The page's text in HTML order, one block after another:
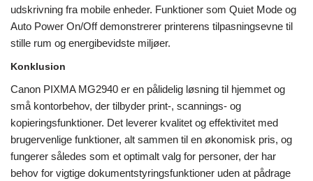
udskrivning fra mobile enheder. Funktioner som Quiet Mode og
Auto Power On/Off demonstrerer printerens tilpasningsevne til
stille rum og energibevidste miljøer.
Konklusion
Canon PIXMA MG2940 er en pålidelig løsning til hjemmet og
små kontorbehov, der tilbyder print-, scannings- og
kopieringsfunktioner. Det leverer kvalitet og effektivitet med
brugervenlige funktioner, alt sammen til en økonomisk pris, og
fungerer således som et optimalt valg for personer, der har
behov for vigtige dokumentstyringsfunktioner uden at pådrage